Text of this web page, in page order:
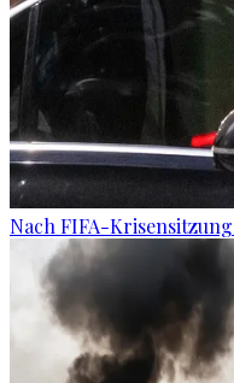
Nach FIFA-